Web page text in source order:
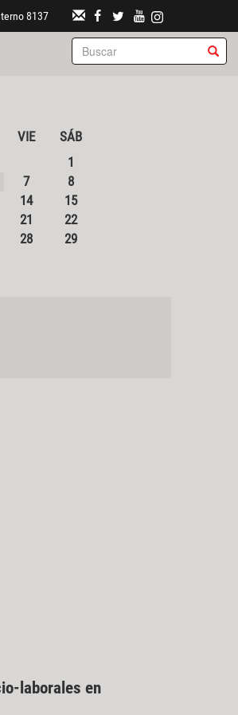
8137
VIE
SÁB
1
7
8
14
15
21
22
28
29
laborales en